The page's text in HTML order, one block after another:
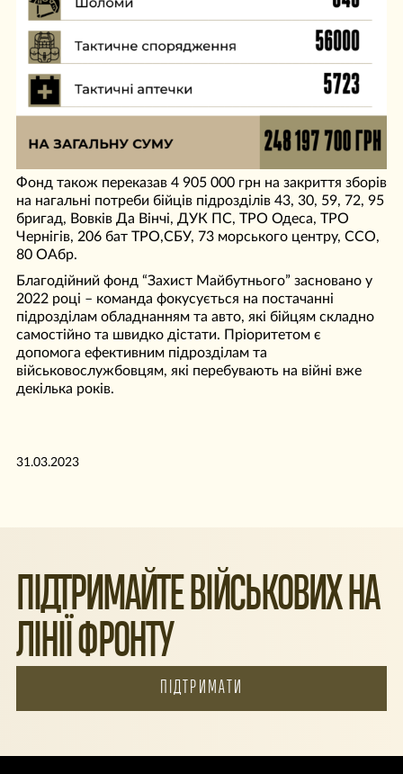
Фонд також переказав 4 905 000 грн на закриття зборів
на нагальні потреби бійців підрозділів 43, 30, 59, 72, 95
бригад, Вовків Да Вінчі, ДУК ПС, ТРО Одеса, ТРО
Чернігів, 206 бат ТРО,СБУ, 73 морського центру, ССО,
80 ОАбр.
Благодійний фонд “Захист Майбутнього” засновано у
2022 році – команда фокусується на постачанні
підрозділам обладнанням та авто, які бійцям складно
самостійно та швидко дістати. Пріоритетом є
допомога ефективним підрозділам та
військовослужбовцям, які перебувають на війні вже
декілька років.
31.03.2023
ПІДТРИМАЙТЕ ВІЙСЬКОВИХ НА
ЛІНІЇ ФРОНТУ
ПІДТРИМАТИ